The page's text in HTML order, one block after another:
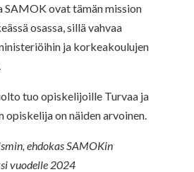
SAMOK ovat tämän mission
osassa, sillä vahvaa
ja korkeakoulujen
tuo opiskelijoille Turvaa ja
opiskelija on näiden arvoinen.
ehdokas SAMOKin
vuodelle 2024